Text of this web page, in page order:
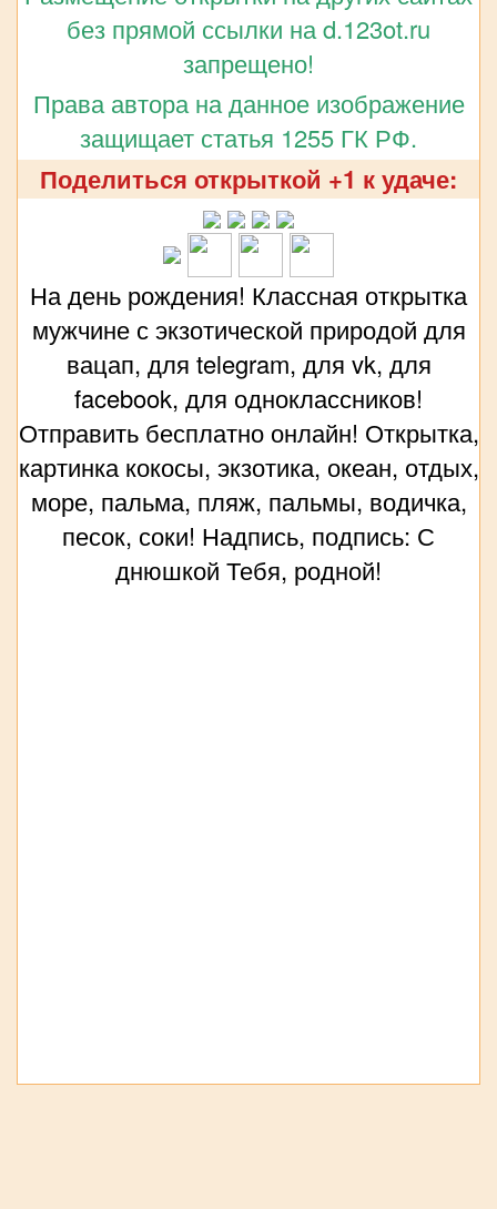
без прямой ссылки на d.123ot.ru
запрещено!
Права автора на данное изображение
защищает статья 1255 ГК РФ.
Поделиться открыткой +1 к удаче:
На день рождения! Классная открытка
мужчине с экзотической природой для
вацап, для telegram, для vk, для
facebook, для одноклассников!
Отправить бесплатно онлайн! Открытка,
картинка кокосы, экзотика, океан, отдых,
море, пальма, пляж, пальмы, водичка,
песок, соки! Надпись, подпись: С
днюшкой Тебя, родной!